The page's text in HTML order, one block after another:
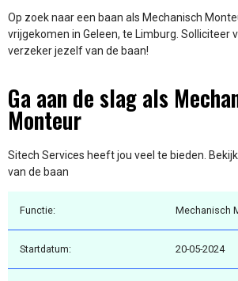
Op zoek naar een baan als Mechanisch
vrijgekomen in Geleen, te Limburg. Solliciteer
verzeker jezelf van de baan!
Ga aan de slag als
Monteur
Sitech Services heeft jou veel te bieden.
van de baan
Functie: Mechanisch
Startdatum: 20-05-2024